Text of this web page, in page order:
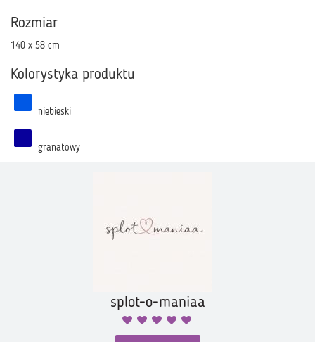
Rozmiar
140 x 58 cm
Kolorystyka produktu
niebieski
granatowy
splot-o-maniaa